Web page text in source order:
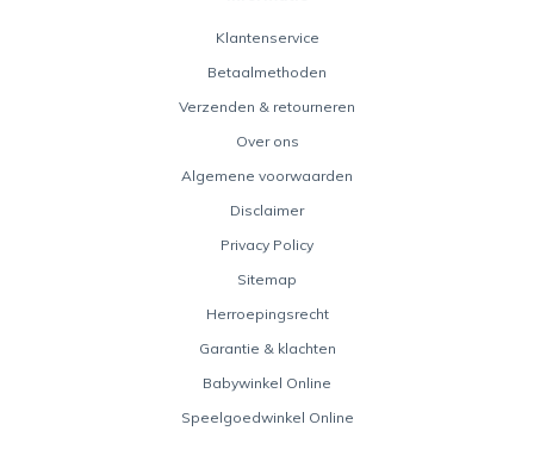
Klantenservice
Betaalmethoden
Verzenden & retourneren
Over ons
Algemene voorwaarden
Disclaimer
Privacy Policy
Sitemap
Herroepingsrecht
Garantie & klachten
Babywinkel Online
Speelgoedwinkel Online